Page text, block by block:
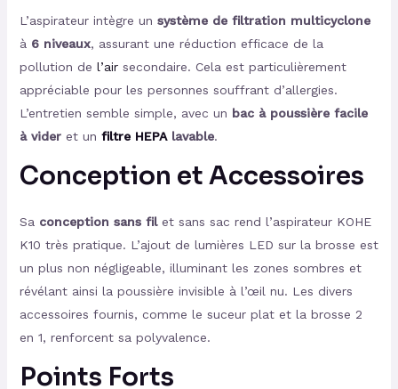
L’aspirateur intègre un système de filtration multicyclone
à 6 niveaux, assurant une réduction efficace de la
pollution de l’airsecondaire. Cela est particulièrement
appréciable pour les personnes souffrant d’allergies.
L’entretien semble simple, avec un bac à poussière facile
à videret un filtre HEPAlavable.
Conception et Accessoires
Sa conception sans filet sans sac rend l’aspirateur KOHE
K10 très pratique. L’ajout de lumières LED sur la brosse est
un plus non négligeable, illuminant les zones sombres et
révélant ainsi la poussière invisible à l’œil nu. Les divers
accessoires fournis, comme le suceur plat et la brosse 2
en 1, renforcent sa polyvalence.
Points Forts